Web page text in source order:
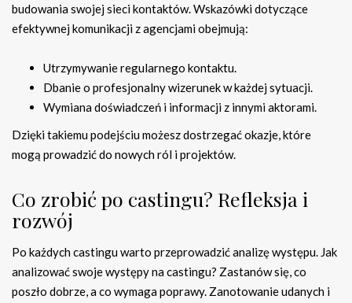
budowania swojej sieci kontaktów. Wskazówki dotyczące
efektywnej komunikacji z agencjami obejmują:
Utrzymywanie regularnego kontaktu.
Dbanie o profesjonalny wizerunek w każdej sytuacji.
Wymiana doświadczeń i informacji z innymi aktorami.
Dzięki takiemu podejściu możesz dostrzegać okazje, które
mogą prowadzić do nowych ról i projektów.
Co zrobić po castingu? Refleksja i
rozwój
Po każdych castingu warto przeprowadzić analizę występu. Jak
analizować swoje występy na castingu? Zastanów się, co
poszło dobrze, a co wymaga poprawy. Zanotowanie udanych i